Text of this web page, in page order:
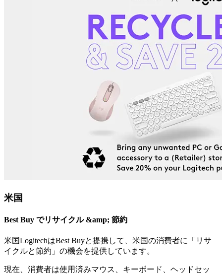
米国
Best Buy でリサイクル &amp; 節約
米国LogitechはBest Buyと提携して、米国の消費者に「リサ
イクルと節約」の機会を提供しています。
現在、消費者は使用済みマウス、キーボード、ヘッドセッ